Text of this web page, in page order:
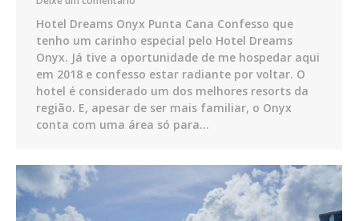
Hotel Dreams Onyx Punta Cana Confesso que
tenho um carinho especial pelo Hotel Dreams
Onyx. Já tive a oportunidade de me hospedar aqui
em 2018 e confesso estar radiante por voltar. O
hotel é considerado um dos melhores resorts da
região. E, apesar de ser mais familiar, o Onyx
conta com uma área só para…